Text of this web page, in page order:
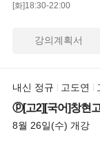
[화]18:30-22:00
강의계획서
내신 정규 고도연
ⓟ[고2][국어]창현
8월 26일(수) 개강